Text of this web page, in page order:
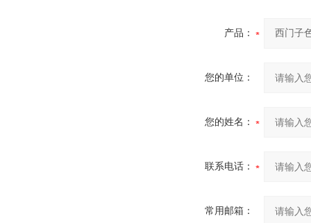
产品：
您的单位：
您的姓名：
联系电话：
常用邮箱：